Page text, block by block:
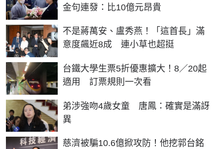
金句連發：比10億元昂貴
不是蔣萬安、盧秀燕！「這首長」滿
意度飆近8成 連小草也超挺
台鐵大學生票5折優惠擴大！8／20起
適用 訂票規則一次看
弟涉強吻4歲女童 唐鳳：確實是滿訝
異
慈濟被騙10.6億掀攻防！他挖郭台銘